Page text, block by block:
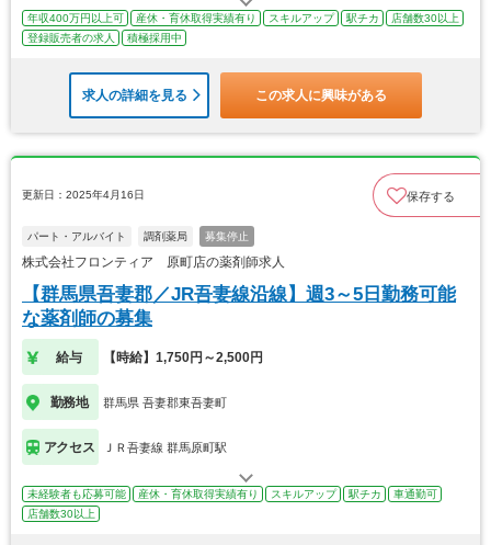
年収400万円以上可 産休・育休取得実績有り スキルアップ 駅チカ
店舗数30以上
登録販売者の求人
積極採用中
求人の詳細を見る この求人に興味がある
更新日：2025年4月16日 保存する
パート・アルバイト 調剤薬局 募集停止
株式会社フロンティア 原町店の薬剤師求人
【群馬県吾妻郡／JR吾妻線沿線】週3～5日勤務可能
な薬剤師の募集
給与 【時給】1,750円～2,500円
勤務地 群馬県 吾妻郡東吾妻町
アクセス ＪＲ吾妻線 群馬原町駅
未経験者も応募可能 産休・育休取得実績有り スキルアップ 駅チカ
車通勤可
店舗数30以上